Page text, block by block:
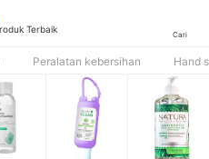
Terbaik
Cari
Peralatan kebersihan Hand